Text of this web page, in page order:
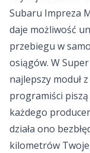
Subaru Impreza
daje możliwość
przebiegu w
osiągów. W
najlepszy moduł
programiści
każdego
działa ono
kilometrów